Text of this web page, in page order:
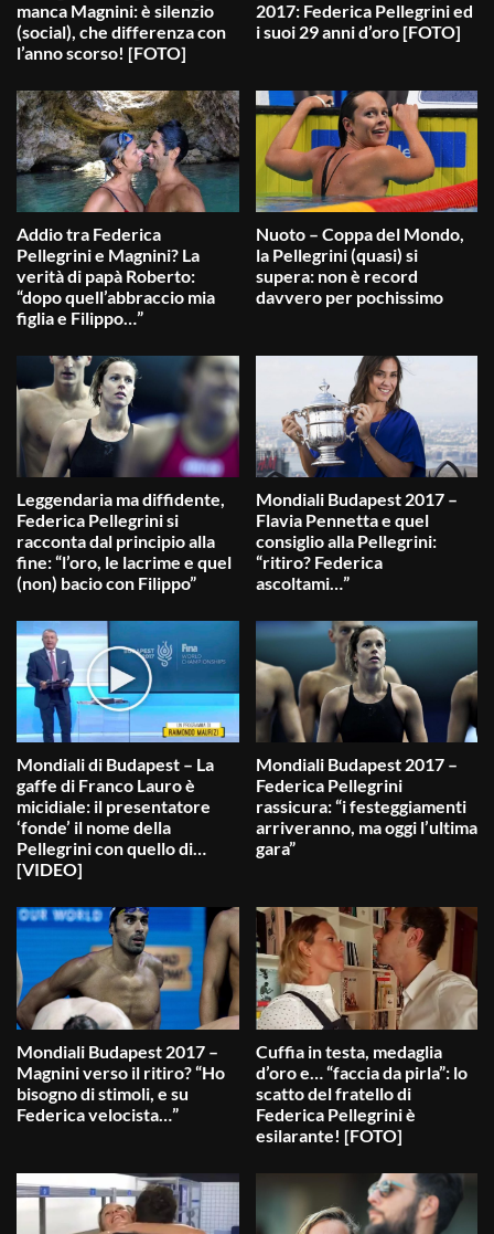
manca Magnini: è silenzio
(social), che differenza con
l’anno scorso! [FOTO]
2017: Federica Pellegrini ed
i suoi 29 anni d’oro [FOTO]
Addio tra Federica
Pellegrini e Magnini? La
verità di papà Roberto:
“dopo quell’abbraccio mia
figlia e Filippo…”
Nuoto – Coppa del Mondo,
la Pellegrini (quasi) si
supera: non è record
davvero per pochissimo
Leggendaria ma diffidente,
Federica Pellegrini si
racconta dal principio alla
fine: “l’oro, le lacrime e quel
(non) bacio con Filippo”
Mondiali Budapest 2017 –
Flavia Pennetta e quel
consiglio alla Pellegrini:
“ritiro? Federica
ascoltami…”
Mondiali di Budapest – La
gaffe di Franco Lauro è
micidiale: il presentatore
‘fonde’ il nome della
Pellegrini con quello di…
[VIDEO]
Mondiali Budapest 2017 –
Federica Pellegrini
rassicura: “i festeggiamenti
arriveranno, ma oggi l’ultima
gara”
Mondiali Budapest 2017 –
Magnini verso il ritiro? “Ho
bisogno di stimoli, e su
Federica velocista…”
Cuffia in testa, medaglia
d’oro e… “faccia da pirla”: lo
scatto del fratello di
Federica Pellegrini è
esilarante! [FOTO]